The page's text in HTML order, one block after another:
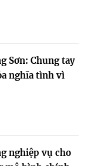
Sơn: Chung tay
nghĩa tình vì
nghiệp vụ cho